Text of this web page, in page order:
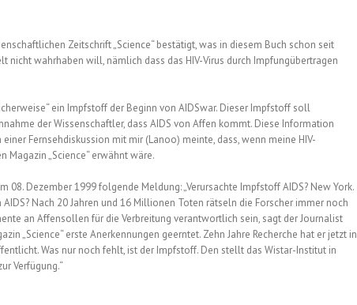
Zeitschrift „Science“ bestätigt, was in diesem Buch schon seit
nicht wahrhaben will, nämlich dass das HIV-Virus durch Impfungübertragen
ein Impfstoff der Beginn von AIDSwar. Dieser Impfstoff soll
der Wissenschaftler, dass AIDS von Affen kommt. Diese Information
Fernsehdiskussion mit mir (Lanoo) meinte, dass, wenn meine HIV-
„Science“ erwähnt wäre.
Dezember 1999 folgende Meldung: „Verursachte Impfstoff AIDS? New York.
Nach 20 Jahren und 16 Millionen Toten rätseln die Forscher immer noch
an Affensollen für die Verbreitung verantwortlich sein, sagt der Journalist
„Science“ erste Anerkennungen geerntet. Zehn Jahre Recherche hat er jetzt in
Was nur noch fehlt, ist der Impfstoff. Den stellt das Wistar-Institut in
Verfügung.“